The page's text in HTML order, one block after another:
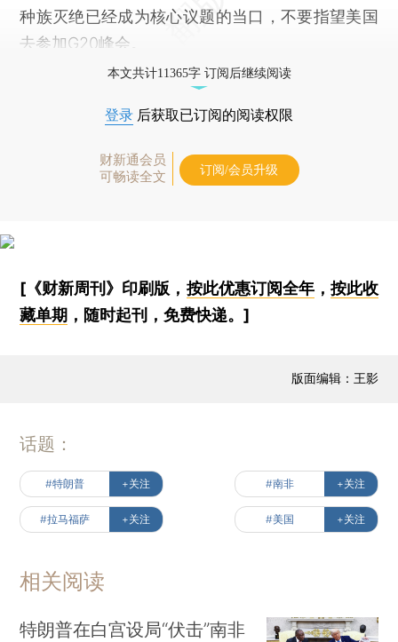
种族灭绝已经成为核心议题的当口，不要指望美国
去参加G20峰会。
本文共计11365字 订阅后继续阅读
登录 后获取已订阅的阅读权限
财新通会员
可畅读全文
订阅/会员升级
[《财新周刊》印刷版， 按此优惠订阅全年， 按此收
藏单期 ，随时起刊，免费快递。]
版面编辑：王影
话题：
#特朗普 +关注 #南非 +关注
#拉马福萨 +关注 #美国 +关注
相关阅读
特朗普在白宫设局“伏击”南非